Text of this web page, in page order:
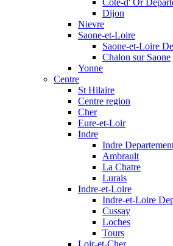
Cote-d' Or
Dijon
Nievre
Saone-et-Loire
Saone-et-Loire
Chalon sur Saone
Yonne
Centre
St Hilaire
Centre region
Cher
Eure-et-Loir
Indre
Indre
Ambrault
La Chatre
Lurais
Indre-et-Loire
Indre-et-Loire
Cussay
Loches
Tours
Loir-et-Cher